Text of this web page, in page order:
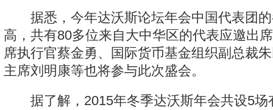
据悉，今年达沃斯论坛年会中国代表团的
高，共有80多位来自大中华区的代表应邀出
席执行官蔡金勇、国际货币基金组织副总裁
主席刘明康等也将参与此次盛会。
据了解，2015年冬季达沃斯年会共设5场